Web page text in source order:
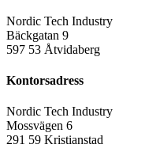
Nordic Tech Industry
Bäckgatan 9
597 53 Åtvidaberg
Kontorsadress
Nordic Tech Industry
Mossvägen 6
291 59 Kristianstad